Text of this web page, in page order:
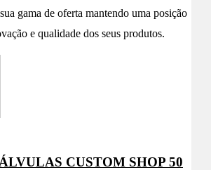
gama de oferta mantendo uma posição
e qualidade dos seus produtos.
CUSTOM SHOP 50